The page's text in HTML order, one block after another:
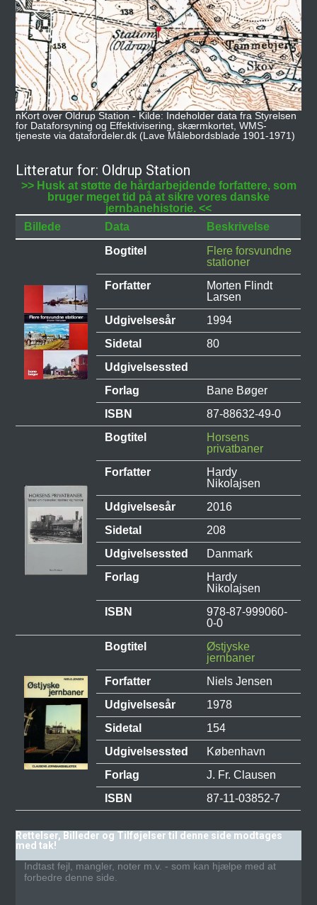
nKort over Oldrup Station - Kilde: Indeholder data fra Styrelsen
for Dataforsyning og Effektivisering, skærmkortet, WMS-
tjeneste via datafordeler.dk (Lave Målebordsblade 1901-1971)
Litteratur for: Oldrup Station
>> Husk at støtte de hårdarbejdende forfattere, som
bruger meget tid på at sikre vores danske
jernbanehistorie. <<
Billede
Data
Beskrivelse
Bogtitel
Flere forsvundne
stationer
Forfatter
Morten Flindt
Larsen
Udgivelsesår
1994
Sidetal
80
Udgivelsessted
Forlag
Bane Bøger
ISBN
87-88632-49-0
Bogtitel
Horsens
privatbaner
Forfatter
Hardy
Nikolajsen
Udgivelsesår
2016
Sidetal
208
Udgivelsessted
Danmark
Forlag
Hardy
Nikolajsen
ISBN
978-87-999060-
0-0
Bogtitel
Østjyske
jernbaner
Forfatter
Niels Jensen
Udgivelsesår
1978
Sidetal
154
Udgivelsessted
København
Forlag
J. Fr. Clausen
ISBN
87-11-03852-7
Rettelser, Billeder og Tilføjelser til denne side modtages
med tak!